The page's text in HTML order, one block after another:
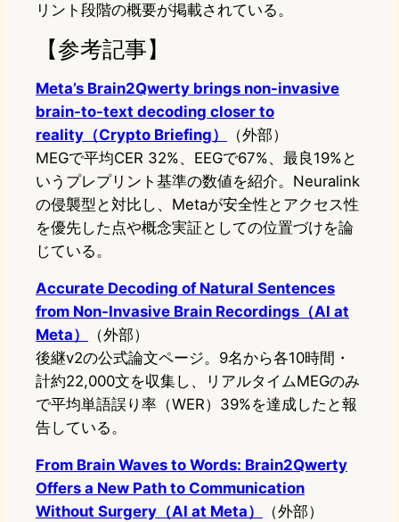
リント段階の概要が掲載されている。
【参考記事】
Meta’s Brain2Qwerty brings non-invasive
brain-to-text decoding closer to
reality（Crypto Briefing）
（外部）
MEGで平均CER 32%、EEGで67%、最良19%と
いうプレプリント基準の数値を紹介。Neuralink
の侵襲型と対比し、Metaが安全性とアクセス性
を優先した点や概念実証としての位置づけを論
じている。
Accurate Decoding of Natural Sentences
from Non-Invasive Brain Recordings（AI at
Meta）
（外部）
後継v2の公式論文ページ。9名から各10時間・
計約22,000文を収集し、リアルタイムMEGのみ
で平均単語誤り率（WER）39%を達成したと報
告している。
From Brain Waves to Words: Brain2Qwerty
Offers a New Path to Communication
Without Surgery（AI at Meta）
（外部）